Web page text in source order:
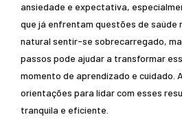
ansiedade e expectativa,
que já enfrentam questões de saúde
natural sentir-se sobrecarregado,
passos pode ajudar a transformar
momento de aprendizado e cuidado.
orientações para lidar com esses
tranquila e eficiente.